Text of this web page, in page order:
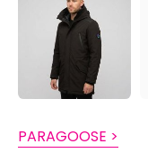
PARAGOOSE >